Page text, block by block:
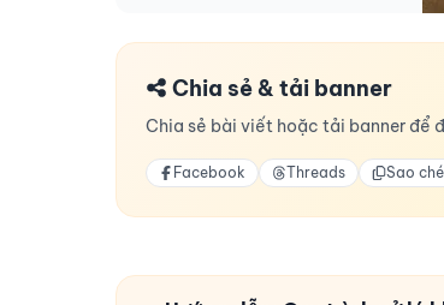
Chia sẻ & tải banner
Chia sẻ bài viết hoặc tải banner để
Facebook Threads Sao